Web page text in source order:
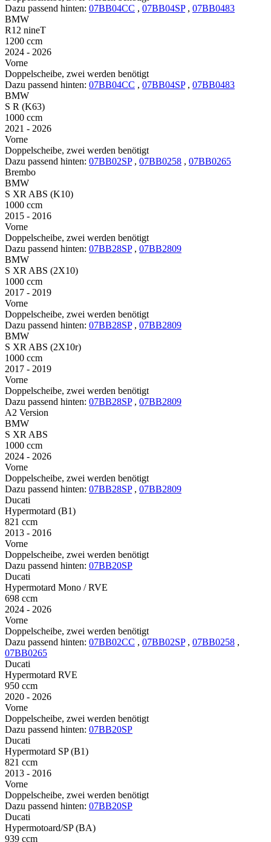
Dazu passend hinten: 07BB04CC , 07BB04SP , 07BB0483
BMW
R12 nineT
1200 ccm
2024 - 2026
Vorne
Doppelscheibe, zwei werden benötigt
Dazu passend hinten: 07BB04CC , 07BB04SP , 07BB0483
BMW
S R (K63)
1000 ccm
2021 - 2026
Vorne
Doppelscheibe, zwei werden benötigt
Dazu passend hinten: 07BB02SP , 07BB0258 , 07BB0265
Brembo
BMW
S XR ABS (K10)
1000 ccm
2015 - 2016
Vorne
Doppelscheibe, zwei werden benötigt
Dazu passend hinten: 07BB28SP , 07BB2809
BMW
S XR ABS (2X10)
1000 ccm
2017 - 2019
Vorne
Doppelscheibe, zwei werden benötigt
Dazu passend hinten: 07BB28SP , 07BB2809
BMW
S XR ABS (2X10r)
1000 ccm
2017 - 2019
Vorne
Doppelscheibe, zwei werden benötigt
Dazu passend hinten: 07BB28SP , 07BB2809
A2 Version
BMW
S XR ABS
1000 ccm
2024 - 2026
Vorne
Doppelscheibe, zwei werden benötigt
Dazu passend hinten: 07BB28SP , 07BB2809
Ducati
Hypermotard (B1)
821 ccm
2013 - 2016
Vorne
Doppelscheibe, zwei werden benötigt
Dazu passend hinten: 07BB20SP
Ducati
Hypermotard Mono / RVE
698 ccm
2024 - 2026
Vorne
Doppelscheibe, zwei werden benötigt
Dazu passend hinten: 07BB02CC , 07BB02SP , 07BB0258 ,
07BB0265
Ducati
Hypermotard RVE
950 ccm
2020 - 2026
Vorne
Doppelscheibe, zwei werden benötigt
Dazu passend hinten: 07BB20SP
Ducati
Hypermotard SP (B1)
821 ccm
2013 - 2016
Vorne
Doppelscheibe, zwei werden benötigt
Dazu passend hinten: 07BB20SP
Ducati
Hypermotoard/SP (BA)
939 ccm